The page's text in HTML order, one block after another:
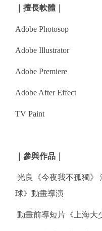
｜擅長軟體｜
Adobe Photosop
Adobe Illustrator
Adobe Premiere
Adobe After Effect
TV Paint
｜參與作品｜
光良《今夜我不孤獨》
球》動畫導演
動畫前導短片《上海大